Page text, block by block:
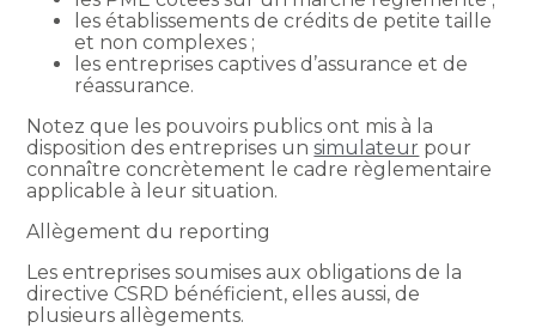
les établissements de crédits de petite taille
et non complexes ;
les entreprises captives d’assurance et de
réassurance.
Notez que les pouvoirs publics ont mis à la
disposition des entreprises unsimulateur pour
connaître concrètement le cadre règlementaire
applicable à leur situation.
Allègement du reporting
Les entreprises soumises aux obligations de la
directive CSRD bénéficient, elles aussi, de
plusieurs allègements.